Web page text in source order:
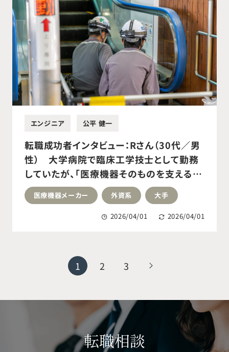
エンジニア 公平 健一
転職成功者インタビュー：Rさん（30代／男
性） 大学病院で臨床工学技士として勤務
していたが、「医療機器そのものを支える側
で働きたい」という思いが強くなり転職活動
を開始。医療機器メーカーのフィールドサ
ービスエンジニアへ転職成功。
医療機器メーカー 外資系 大手
2026/04/01 2026/04/01
1 2 3
転職相談